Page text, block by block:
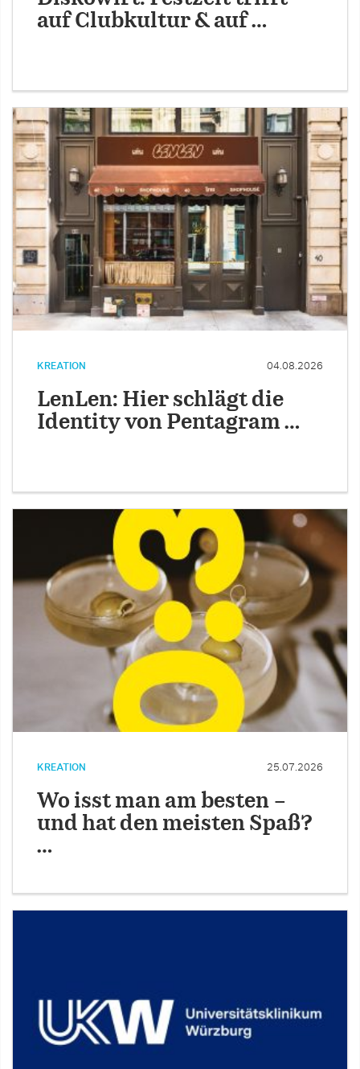
auf Clubkultur & auf …
KREATION 04.08.2026
LenLen: Hier schlägt die
Identity von Pentagram …
KREATION 25.07.2026
Wo isst man am besten –
und hat den meisten Spaß?
…